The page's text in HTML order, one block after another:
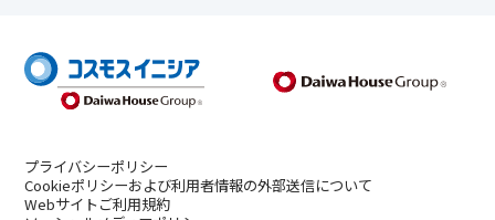
プライバシーポリシー
Cookieポリシーおよび利用者情報の外部送信について
Webサイトご利用規約